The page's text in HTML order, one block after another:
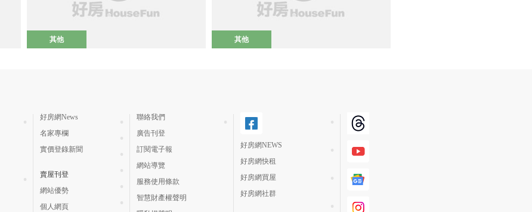
其他 其他
好房網News
名家專欄
實價登錄新聞
賣屋刊登
網站優勢
個人網頁
聯絡我們
廣告刊登
訂閱電子報
網站導覽
服務使用條款
智慧財產權聲明
好房網NEWS
好房網快租
好房網買屋
好房網社群